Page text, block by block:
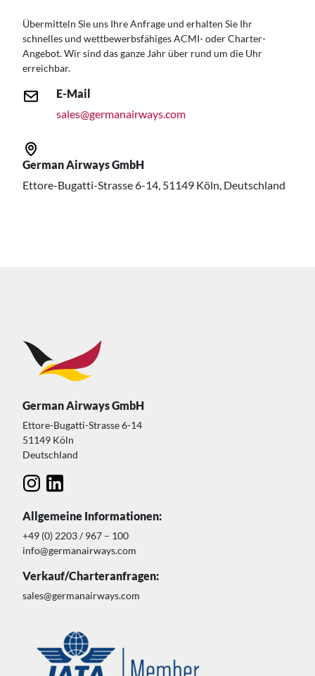
Übermitteln Sie uns Ihre Anfrage und erhalten Sie Ihr
schnelles und wettbewerbsfähiges ACMI- oder Charter-
Angebot. Wir sind das ganze Jahr über rund um die Uhr
erreichbar.
E-Mail
sales@germanairways.com
German Airways GmbH
Ettore-Bugatti-Strasse 6-14, 51149 Köln, Deutschland
German Airways GmbH
Ettore-Bugatti-Strasse 6-14
51149 Köln
Deutschland
Allgemeine Informationen:
+49 (0) 2203 / 967 – 100
info@germanairways.com
Verkauf/Charteranfragen:
sales@germanairways.com